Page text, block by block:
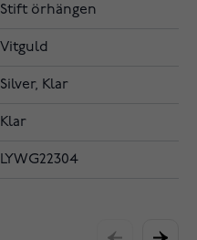
Stift örhängen
Vitguld
Silver, Klar
Klar
LYWG22304